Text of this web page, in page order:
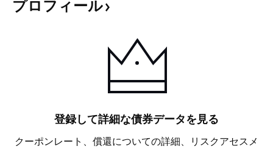
プロフィール
登録して詳細な債券データを見る
クーポンレート、償還についての詳細、リスクアセスメ